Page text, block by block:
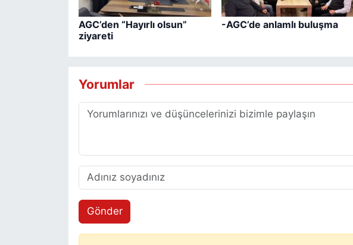
AGC’den “Hayırlı olsun”
ziyareti
-AGC’de anlamlı buluşma
Yorumlar
Gönder